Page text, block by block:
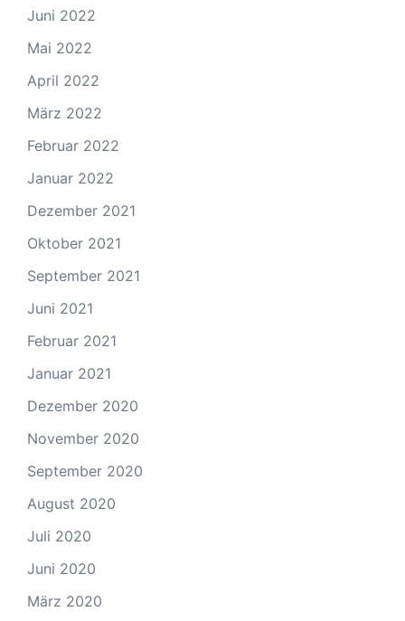
Juni 2022
Mai 2022
April 2022
März 2022
Februar 2022
Januar 2022
Dezember 2021
Oktober 2021
September 2021
Juni 2021
Februar 2021
Januar 2021
Dezember 2020
November 2020
September 2020
August 2020
Juli 2020
Juni 2020
März 2020